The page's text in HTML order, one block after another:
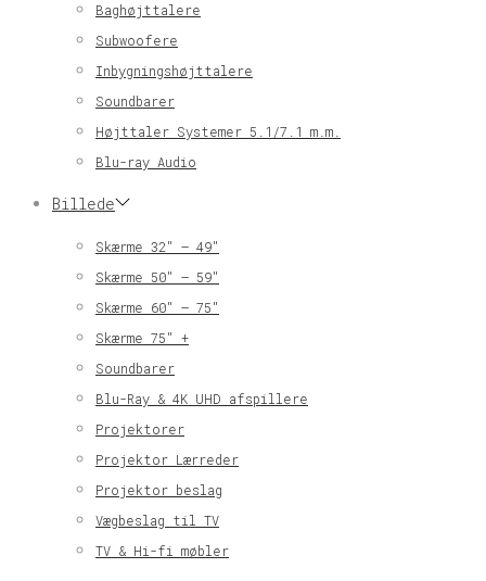
Baghøjttalere
Subwoofere
Inbygningshøjttalere
Soundbarer
Højttaler Systemer 5.1/7.1 m.m.
Blu-ray Audio
Billede
Skærme 32″ – 49″
Skærme 50″ – 59″
Skærme 60″ – 75″
Skærme 75″ +
Soundbarer
Blu-Ray & 4K UHD afspillere
Projektorer
Projektor Lærreder
Projektor beslag
Vægbeslag til TV
TV & Hi-fi møbler